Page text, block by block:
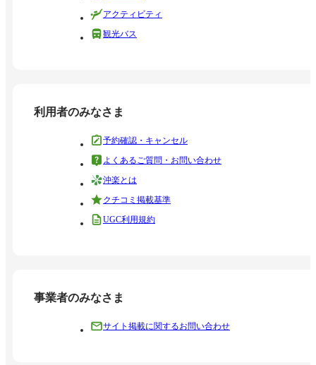
アクティビティ
観光バス
利用者のみなさま
予約確認・キャンセル
よくあるご質問・お問い合わせ
沖楽とは
クチコミ掲載基準
UGC利用規約
事業者のみなさま
サイト掲載に関するお問い合わせ